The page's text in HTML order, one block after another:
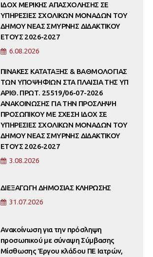
ΙΔΟΧ ΜΕΡΙΚΗΣ ΑΠΑΣΧΟΛΗΣΗΣ ΣΕ
ΥΠΗΡΕΣΙΕΣ ΣΧΟΛΙΚΩΝ ΜΟΝΑΔΩΝ ΤΟΥ
ΔΗΜΟΥ ΝΕΑΣ ΣΜΥΡΝΗΣ ΔΙΔΑΚΤΙΚΟΥ
ΕΤΟΥΣ 2026-2027
6.08.2026
ΠΙΝΑΚΕΣ ΚΑΤΑΤΑΞΗΣ & ΒΑΘΜΟΛΟΓΙΑΣ
ΤΩΝ ΥΠΟΨΗΦΙΩΝ ΣΤΑ ΠΛΑΙΣΙΑ ΤΗΣ ΥΠ
ΑΡΙΘ. ΠΡΩΤ. 25519/06-07-2026
ΑΝΑΚΟΙΝΩΣΗΣ ΓΙΑ ΤΗΝ ΠΡΟΣΛΗΨΗ
ΠΡΟΣΩΠΙΚΟΥ ΜΕ ΣΧΕΣΗ ΙΔΟΧ ΣΕ
ΥΠΗΡΕΣΙΕΣ ΣΧΟΛΙΚΩΝ ΜΟΝΑΔΩΝ ΤΟΥ
ΔΗΜΟΥ ΝΕΑΣ ΣΜΥΡΝΗΣ ΔΙΔΑΚΤΙΚΟΥ
ΕΤΟΥΣ 2026-2027
3.08.2026
ΔΙΕΞΑΓΩΓΗ ΔΗΜΟΣΙΑΣ ΚΛΗΡΩΣΗΣ
31.07.2026
Ανακοίνωση για την πρόσληψη
προσωπικού με σύναψη Σύμβασης
Μίσθωσης Έργου κλάδου ΠΕ Ιατρών,